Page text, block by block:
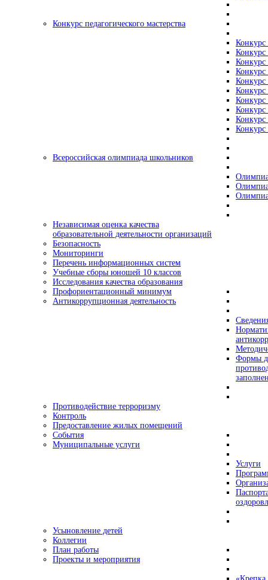
Конкурс педагогического мастерства
Конкурс
Конкурс
Конкурс
Конкурс
Конкурс
Конкурс
Конкурс
Конкурс
Конкурс
Конкурс
Всероссийская олимпиада школьников
Независимая оценка качества
образовательной деятельности организаций
Безопасность
Мониторинги
Перечень информационных систем
Учебные сборы юношей 10 классов
Исследования качества образования
Профориентационный минимум
Антикоррупционная деятельность
Формы
Противодействие терроризму
Контроль
Предоставление жилых помещений
События
Муниципальные услуги
Услуги
Усыновление детей
Коллегии
План работы
Проекты и мероприятия